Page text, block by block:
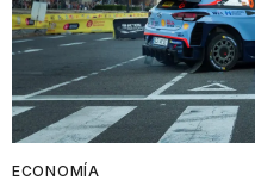
ECONOMÍA